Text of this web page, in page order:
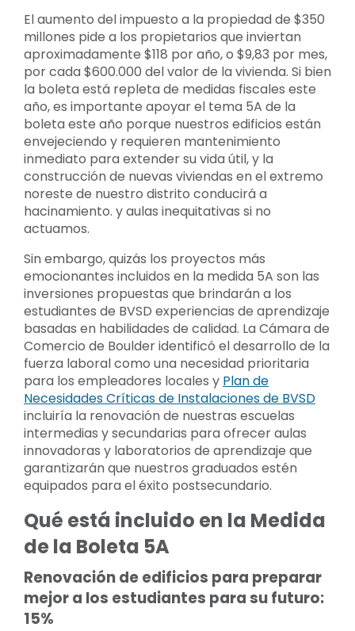
El aumento del impuesto a la propiedad de $350
millones pide a los propietarios que inviertan
aproximadamente $118 por año, o $9,83 por mes,
por cada $600.000 del valor de la vivienda. Si bien
la boleta está repleta de medidas fiscales este
año, es importante apoyar el tema 5A de la
boleta este año porque nuestros edificios están
envejeciendo y requieren mantenimiento
inmediato para extender su vida útil, y la
construcción de nuevas viviendas en el extremo
noreste de nuestro distrito conducirá a
hacinamiento. y aulas inequitativas si no
actuamos.
Sin embargo, quizás los proyectos más
emocionantes incluidos en la medida 5A son las
inversiones propuestas que brindarán a los
estudiantes de BVSD experiencias de aprendizaje
basadas en habilidades de calidad. La Cámara de
Comercio de Boulder identificó el desarrollo de la
fuerza laboral como una necesidad prioritaria
para los empleadores locales y Plan de
Necesidades Críticas de Instalaciones de BVSD
incluiría la renovación de nuestras escuelas
intermedias y secundarias para ofrecer aulas
innovadoras y laboratorios de aprendizaje que
garantizarán que nuestros graduados estén
equipados para el éxito postsecundario.
Qué está incluido en la Medida
de la Boleta 5A
Renovación de edificios para preparar
mejor a los estudiantes para su futuro:
15%